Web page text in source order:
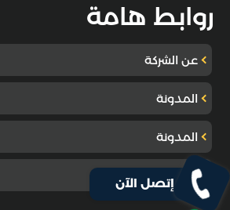
روابط هامة
عن الشركة
المدونة
المدونة
تواصل معنا
إتصل الآن